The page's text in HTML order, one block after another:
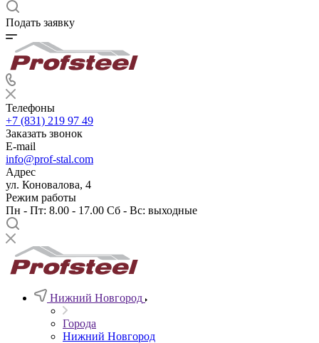
Подать заявку
Телефоны
+7 (831) 219 97 49
Заказать звонок
E-mail
info@prof-stal.com
Адрес
ул. Коновалова, 4
Режим работы
Пн - Пт: 8.00 - 17.00 Сб - Вс: выходные
Нижний Новгород
Города
Нижний Новгород